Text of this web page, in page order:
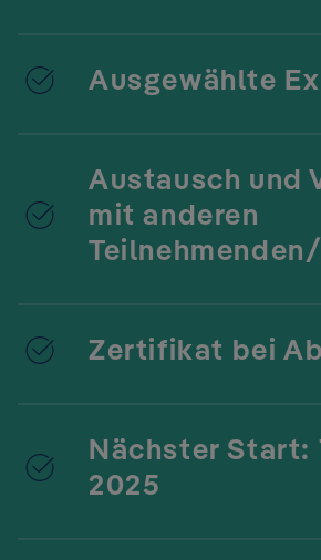
Ausgewählte
Austausch und
mit anderen
Zertifikat bei
Nächster Start:
2025